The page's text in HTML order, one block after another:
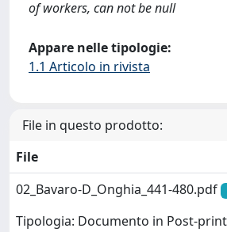
of workers, can not be null
Appare nelle tipologie:
1.1 Articolo in rivista
File in questo prodotto:
File
02_Bavaro-D_Onghia_441-480.pdf
Tipologia: Documento in Post-print